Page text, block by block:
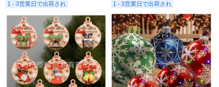
1 - 3営業日で出荷され 1 - 3営業日で出荷され